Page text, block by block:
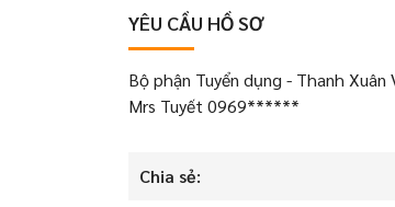
YÊU CẦU HỒ SƠ
Bộ phận Tuyển dụng - Thanh Xuân
Mrs Tuyết 0969******
Chia sẻ: